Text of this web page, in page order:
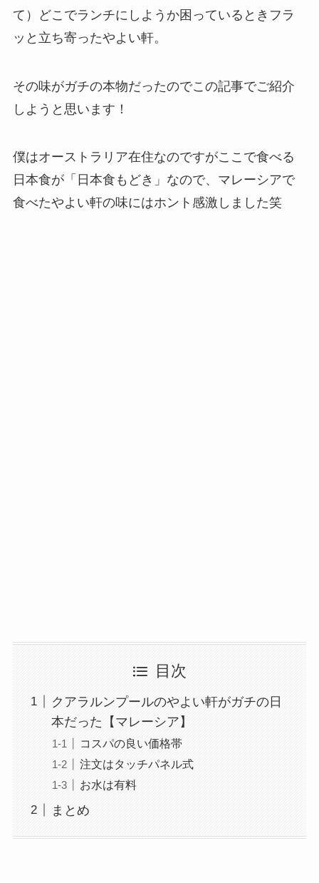
て）どこでランチにしようか困っているときフラ
ッと立ち寄ったやよい軒。
その味がガチの本物だったのでこの記事でご紹介
しようと思います！
僕はオーストラリア在住なのですがここで食べる
日本食が「日本食もどき」なので、マレーシアで
食べたやよい軒の味にはホント感激しました笑
目次
クアラルンプールのやよい軒がガチの日
本だった【マレーシア】
コスパの良い価格帯
注文はタッチパネル式
お水は有料
まとめ